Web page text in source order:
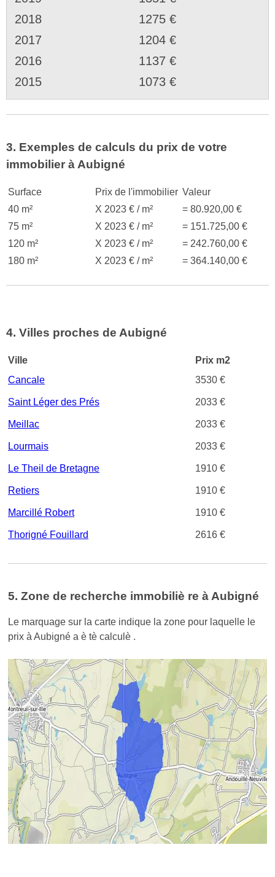
2018
1275 €
2017
1204 €
2016
1137 €
2015
1073 €
3. Exemples de calculs du prix de votre
immobilier à Aubigné
Surface Prix de l'immobilier Valeur
40 m²
X 2023 € / m²
= 80.920,00 €
75 m²
X 2023 € / m²
= 151.725,00 €
120 m²
X 2023 € / m²
= 242.760,00 €
180 m²
X 2023 € / m² = 364.140,00 €
4. Villes proches de Aubigné
Ville
Prix m2
Cancale
3530 €
Saint Léger des Prés 2033 €
Meillac 2033 €
Lourmais 2033 €
Le Theil de Bretagne 1910 €
Retiers 1910 €
Marcillé Robert 1910 €
Thorigné Fouillard 2616 €
5. Zone de recherche immobiliè re à Aubigné
Le marquage sur la carte indique la zone pour laquelle le
prix à Aubigné a è tè calculè .